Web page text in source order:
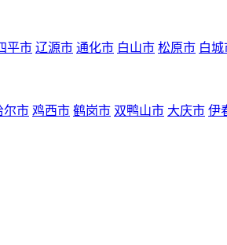
平市 辽源市 通化市 白山市 松原市 白城
尔市 鸡西市 鹤岗市 双鸭山市 大庆市 伊